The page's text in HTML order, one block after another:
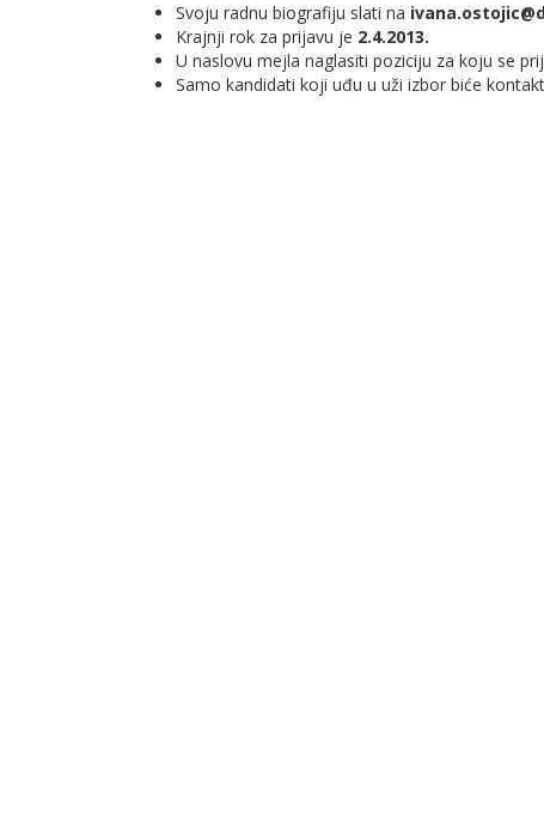
Svoju radnu biografiju slati na
Krajnji rok za prijavu je 2.4.2013.
U naslovu mejla naglasiti poziciju za koju se
Samo kandidati koji uđu u uži izbor biće